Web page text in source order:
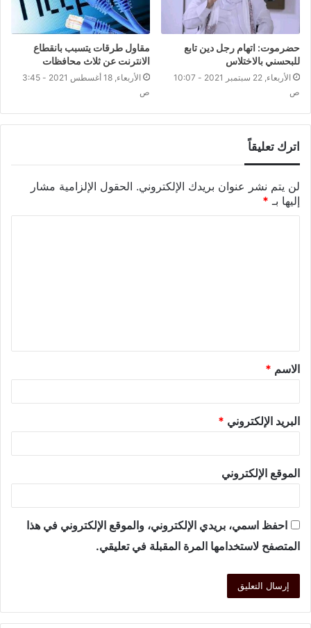
حضرموت: اتهام رجل دين تابع
للبحسني بالاختلاس
الأربعاء, 22 سبتمبر 2021 - 10:07
ص
مقاول طرقات يتسبب بانقطاع
الانترنت عن ثلاث محافظات
الأربعاء, 18 أغسطس 2021 - 3:45
ص
اترك تعليقاً
لن يتم نشر عنوان بريدك الإلكتروني. الحقول الإلزامية مشار
إليها بـ *
الاسم *
البريد الإلكتروني *
الموقع الإلكتروني
احفظ اسمي، بريدي الإلكتروني، والموقع الإلكتروني في هذا
المتصفح لاستخدامها المرة المقبلة في تعليقي.